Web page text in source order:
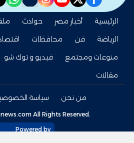
facebook
twitter
youtube
instagram
nabd
الرئيسية أخبار مصر حوادث
الرياضة
فن محافظات
منوعات ومجتمع
فيديو و توك شو
مقالات
من نحن سياسة
All Rights Reserved.
Powered by